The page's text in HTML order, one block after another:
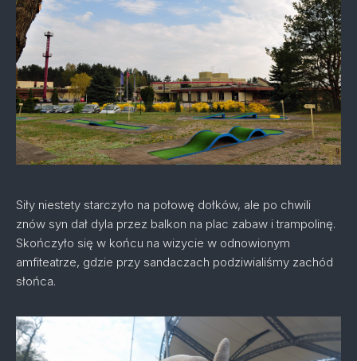
Siły niestety starczyło na połowę dołków, ale po chwili
znów syn dał dyla przez balkon na plac zabaw i trampolinę.
Skończyło się w końcu na wizycie w odnowionym
amfiteatrze, gdzie przy sandaczach podziwialiśmy zachód
słońca.